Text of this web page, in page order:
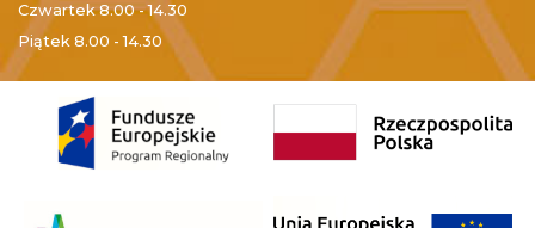
Czwartek8.00 - 14.30
Piątek 8.00 - 14.30